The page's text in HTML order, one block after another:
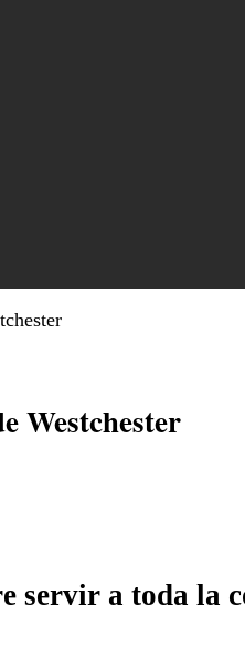
Westchester
servir a toda la